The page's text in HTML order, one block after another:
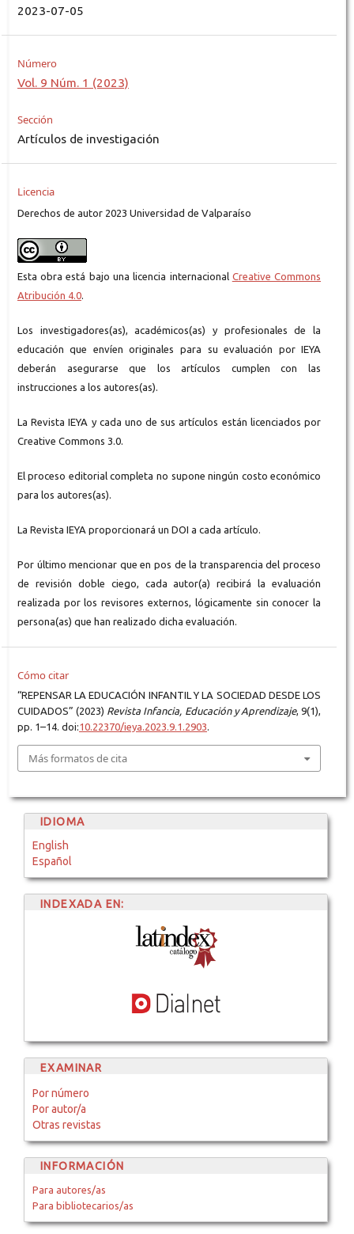
2023-07-05
Número
Vol. 9 Núm. 1 (2023)
Sección
Artículos de investigación
Licencia
Derechos de autor 2023 Universidad de Valparaíso
Esta obra está bajo una licencia internacional Creative Commons
Atribución 4.0.
Los investigadores(as), académicos(as) y profesionales de la
educación que envíen originales para su evaluación por IEYA
deberán asegurarse que los artículos cumplen con las
instrucciones a los autores(as).
La Revista IEYA y cada uno de sus artículos están licenciados por
Creative Commons 3.0.
El proceso editorial completa no supone ningún costo económico
para los autores(as).
La Revista IEYA proporcionará un DOI a cada artículo.
Por último mencionar que en pos de la transparencia del proceso
de revisión doble ciego, cada autor(a) recibirá la evaluación
realizada por los revisores externos, lógicamente sin conocer la
persona(as) que han realizado dicha evaluación.
Cómo citar
“REPENSAR LA EDUCACIÓN INFANTIL Y LA SOCIEDAD DESDE LOS
CUIDADOS” (2023) Revista Infancia, Educación y Aprendizaje, 9(1),
pp. 1–14. doi:10.22370/ieya.2023.9.1.2903
Más formatos de cita
IDIOMA
English
Español
INDEXADA EN:
EXAMINAR
Por número
Por autor/a
Otras revistas
INFORMACIÓN
Para autores/as
Para bibliotecarios/as